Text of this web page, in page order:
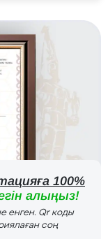
100%
алыңыз!
енген. Qr коды
соң